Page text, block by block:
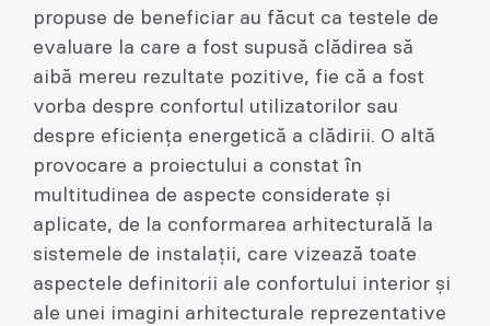
propuse de beneficiar au făcut ca testele de
evaluare la care a fost supusă clădirea să
aibă mereu rezultate pozitive, fie că a fost
vorba despre confortul utilizatorilor sau
despre eficiența energetică a clădirii. O altă
provocare a proiectului a constat în
multitudinea de aspecte considerate și
aplicate, de la conformarea arhitecturală la
sistemele de instalații, care vizează toate
aspectele definitorii ale confortului interior și
ale unei imagini arhitecturale reprezentative